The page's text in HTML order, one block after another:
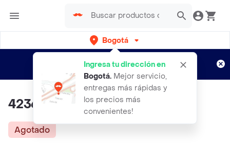
Bogotá
Ingresa tu dirección en
Bogotá. Mejor servicio,
entregas más rápidas y
los precios más
convenientes!
envíos gratis por semanas
Aplican TyC
42364
Agotado